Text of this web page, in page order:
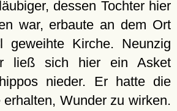
dessen Tochter hier
war, erbaute an dem Ort
geweihte Kirche. Neunzig
ließ sich hier ein Asket
nieder. Er hatte die
erhalten, Wunder zu wirken.